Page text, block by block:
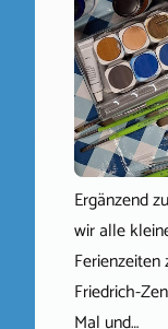
Ergänzend
wir alle
Friedrich-